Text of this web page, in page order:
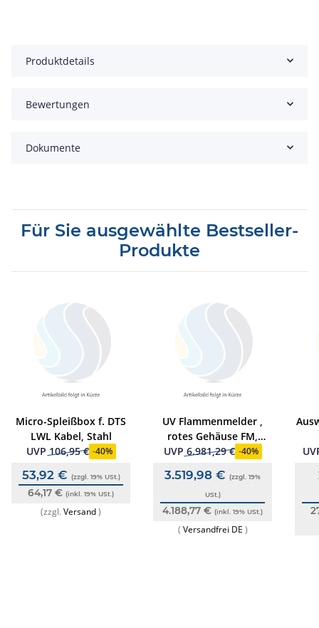
Produktdetails
Bewertungen
Dokumente
Für Sie ausgewählte Bestseller-
Produkte
Micro-Spleißbox f. DTS
LWL Kabel, Stahl
UVP 106,95 € -40%
53,92 € (zzgl. 19% USt.)
64,17 € (inkl. 19% USt.)
(zzgl.Versand)
UV Flammenmelder ,
rotes Gehäuse FM,
ATEX, EN54-10
UVP 6.981,29 € -40%
3.519,98 € (zzgl. 19%
USt.)
4.188,77 € (inkl. 19% USt.)
( Versandfrei DE )